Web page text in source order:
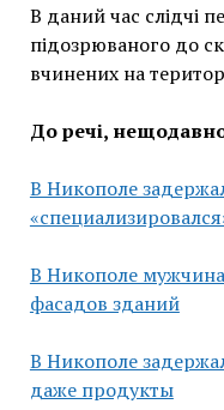
В даний час слідчі
підозрюваного до
вчинених на
До речі,
В Никополе
В Никополе
фасадов зданий
В Никополе
даже продукты